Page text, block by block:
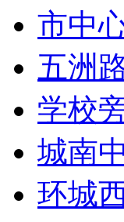
市中
五洲
学校
城南
环城